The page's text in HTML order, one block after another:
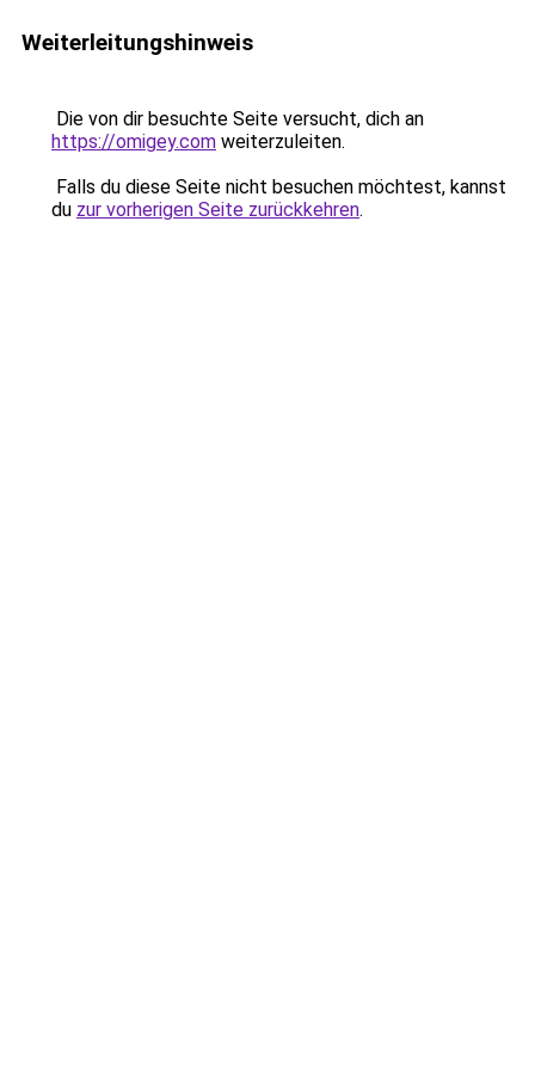
Weiterleitungshinweis
Die von dir besuchte Seite versucht, dich an
https://omigey.com weiterzuleiten.
Falls du diese Seite nicht besuchen möchtest, kannst
du zur vorherigen Seite zurückkehren.